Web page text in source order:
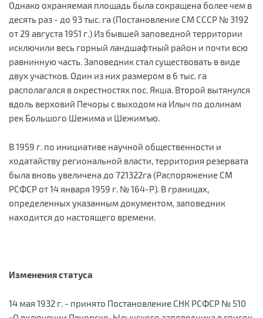
Однако охраняемая площадь была сокращена более чем в
десять раз - до 93 тыс. га (Постановление СМ СССР № 3192
от 29 августа 1951 г.) Из бывшей заповедной территории
исключили весь горный ландшафтный район и почти всю
равнинную часть. Заповедник стал существовать в виде
двух участков. Один из них размером в 6 тыс. га
располагался в окрестностях пос. Якша. Второй вытянулся
вдоль верховий Печоры с выходом на Илыч по долинам
рек Большого Шежима и Шежимъю.
В 1959 г. по инициативе научной общественности и
ходатайству региональной власти, территория резервата
была вновь увеличена до 721322га (Распоряжение СМ
РСФСР от 14 января 1959 г. № 164-Р). В границах,
определенных указанным документом, заповедник
находится до настоящего времени.
Изменения статуса
14 мая 1932 г. - принято Постановление СНК РСФСР № 510